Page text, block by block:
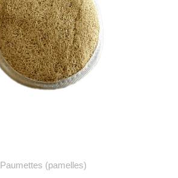
Paumettes (pamelles)